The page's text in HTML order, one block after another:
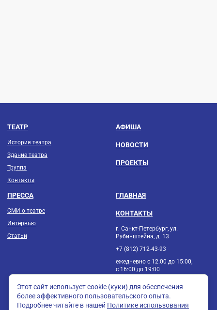
ТЕАТР
История театра
Здание театра
Труппа
Контакты
АФИША
НОВОСТИ
ПРОЕКТЫ
ПРЕССА
СМИ о театре
Интервью
Статьи
ГЛАВНАЯ
КОНТАКТЫ
г. Санкт-Петербург, ул.
Рубинштейна, д. 13
+7 (812) 712-43-93
ежедневно с 12:00 до 15:00,
с 16:00 до 19:00
Этот сайт использует cookie (куки) для обеспечения
более эффективного пользовательского опыта.
Подробнее читайте в нашей Политике использования